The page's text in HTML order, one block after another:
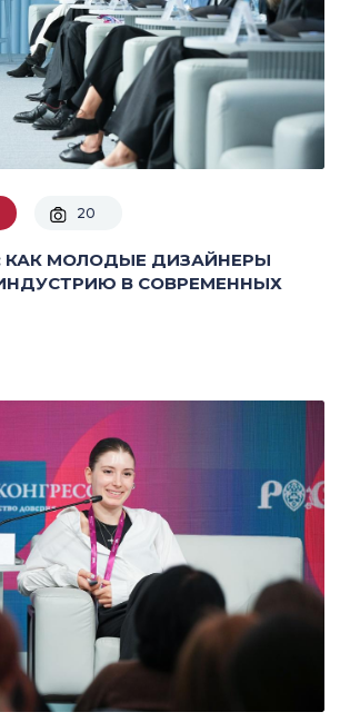
20
КАК МОЛОДЫЕ ДИЗАЙНЕРЫ
В СОВРЕМЕННЫХ